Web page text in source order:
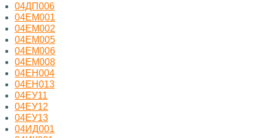
04ДП006
04ЕМ001
04ЕМ002
04ЕМ005
04ЕМ006
04ЕМ008
04ЕН004
04ЕН013
04ЕУ11
04ЕУ12
04ЕУ13
04ИД001